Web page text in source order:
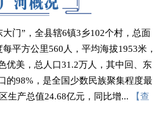
门”，全县辖6镇3乡102个村，总面
平方公里560人，平均海拔1953米，
优美，总人口31.2万人，其中回、东
的98%，是全国少数民族聚集程度最
生产总值24.68亿元，同比增...
【查